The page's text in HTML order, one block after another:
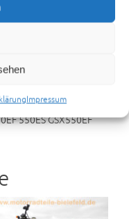
Impressum
550ES GSX550EF